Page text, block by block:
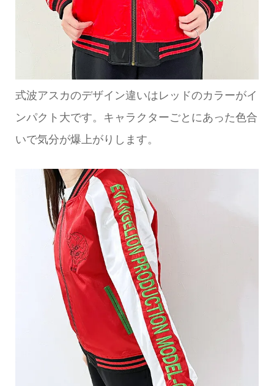
式波アスカのデザイン違いはレッドのカラーがイ
ンパクト大です。キャラクターごとにあった色合
いで気分が爆上がりします。